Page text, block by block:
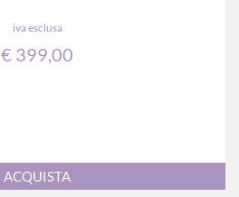
iva esclusa
€ 399,00
Quantità
ACQUISTA